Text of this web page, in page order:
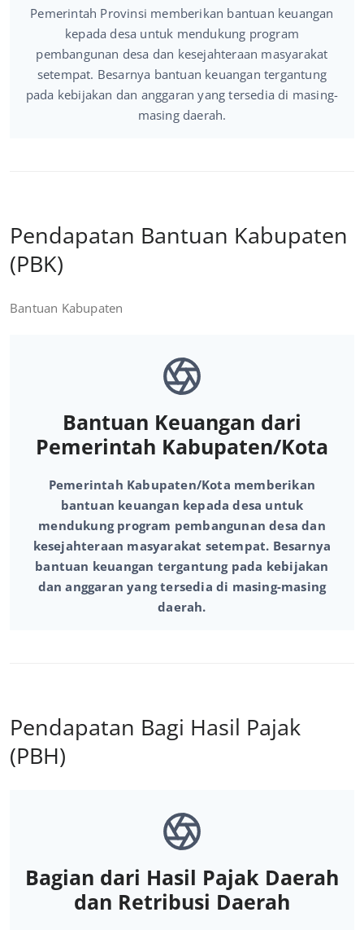
Pemerintah Provinsi memberikan bantuan keuangan
kepada desa untuk mendukung program
pembangunan desa dan kesejahteraan masyarakat
setempat. Besarnya bantuan keuangan tergantung
pada kebijakan dan anggaran yang tersedia di masing-
masing daerah.
Pendapatan Bantuan Kabupaten
(PBK)
Bantuan Kabupaten
Bantuan Keuangan dari
Pemerintah Kabupaten/Kota
Pemerintah Kabupaten/Kota memberikan
bantuan keuangan kepada desa untuk
mendukung program pembangunan desa dan
kesejahteraan masyarakat setempat. Besarnya
bantuan keuangan tergantung pada kebijakan
dan anggaran yang tersedia di masing-masing
daerah.
Pendapatan Bagi Hasil Pajak
(PBH)
Bagian dari Hasil Pajak Daerah
dan Retribusi Daerah